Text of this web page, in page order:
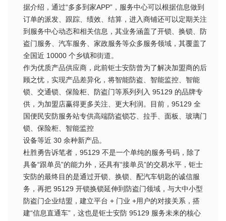
据介绍，通过“多多到家APP”，服务中心可以根据信息做到
订单的派发、跟踪、绩效、结算，进入商铺还可以定期关注
到服务中心动态和相关信息，其业务涵盖了开锁、换锁、防
盗门服务、汽车服务、家政服务等众多服务领域，其覆盖了
全国近 10000 个乡镇和街道。
作为优质产品供应商，此前钜士安防曾为了解决加盟商的后
顾之忧，实现产品差异化，将智能防盗、智能监控、智能
锁、交通锁、保险柜、防盗门等系列列入 95129 的品牌专
供，为加盟店赢得更多关注、更大利润。目前，95129 全
国便民安防服务站专供高端防盗锁芯、拉手、面板、玻璃门
锁、保险柜、智能监控
设备等近 30 余种新产品。
杜胜勇告诉笔者，95129 不是一个单纯的服务号码，除了
具备“跟单员”的能力外，还具有“接单员”的交易水平，钜士
安防的最终目的是通过开锁、换锁、配汽车钥匙的诚信服
务，再把 95129 开锁换锁延伸到防盗门领域，与大中小型
防盗门企业结盟，建立平台 + 门业 +用户的对接关系，搭
建“信息直通车”，这也是钜士安防 95129 服务未来的核心